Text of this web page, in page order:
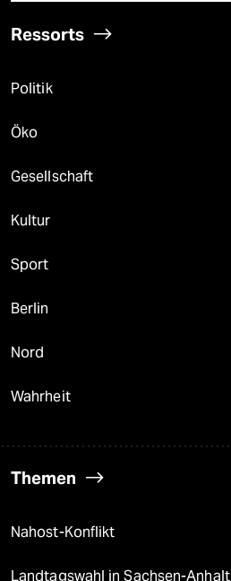
Ressorts
Politik
Öko
Gesellschaft
Kultur
Sport
Berlin
Nord
Wahrheit
Themen
Nahost-Konflikt
Landtagswahl in Sachsen-Anhalt